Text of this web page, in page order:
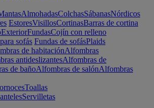
AlmohadasColchasSábanasNórdicos
EstoresVisillosCortinasBarras de cortina
ExteriorFundasCojín con relleno
sofás Fundas de sofásPlaids
de habitaciónAlfombras
antideslizantesAlfombras de
de bañoAlfombras de salónAlfombras
Toallas
Servilletas